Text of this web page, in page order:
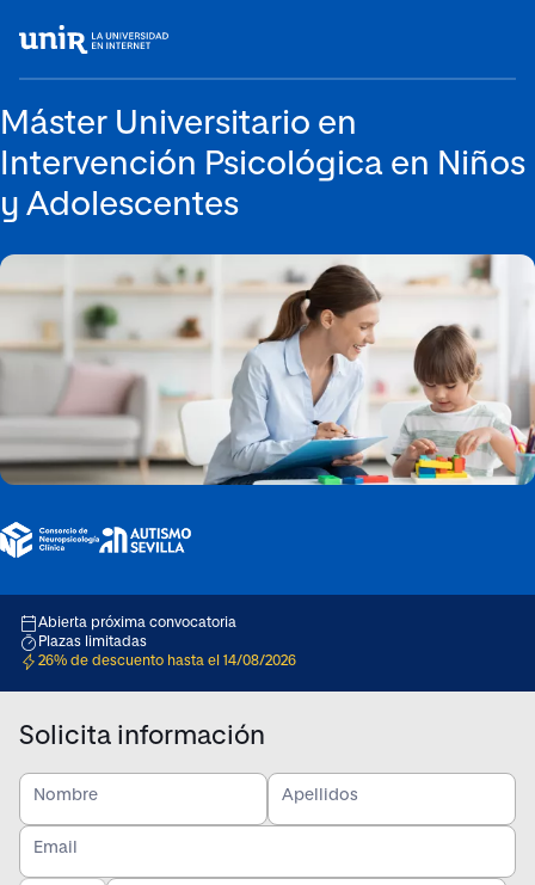
Máster Universitario en
Intervención Psicológica en Niños
y Adolescentes
Abierta próxima convocatoria
Plazas limitadas
26% de descuento hasta el 14/08/2026
Solicita información
Nombre Apellidos
Email